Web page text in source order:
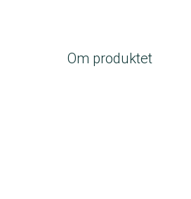
Om produktet